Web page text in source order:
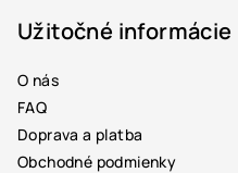
Užitočné informácie
O nás
FAQ
Doprava a platba
Obchodné podmienky